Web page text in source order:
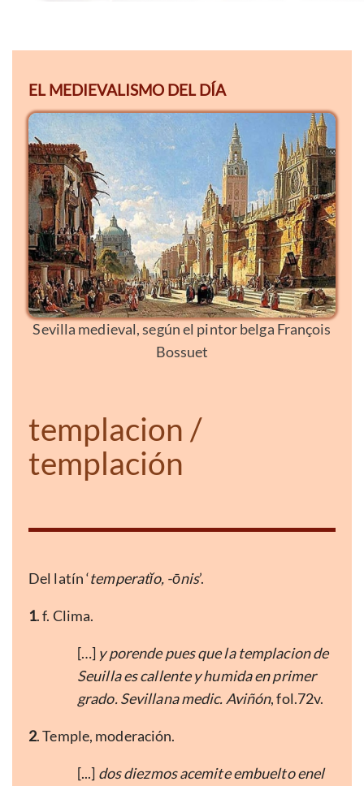
EL MEDIEVALISMO DEL DÍA
Sevilla medieval, según el pintor belga François
Bossuet
templacion /
templación
Del latín ‘temperatĭo, -ōnis’.
1. f. Clima.
[…] y porende pues que la templacion de
Seuilla es callente y humida en primer
grado. Sevillana medic. Aviñón, fol.72v.
2. Temple, moderación.
[...] dos diezmos acemite embuelto enel